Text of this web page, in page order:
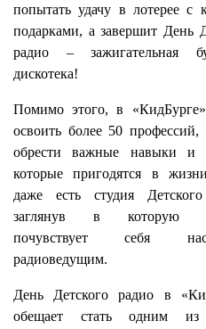
попытать удачу в лотерее с
подарками, а завершит День
радио – зажигательная
дискотека!
Помимо этого, в
освоить более 50 профессий,
обрести важные навыки и
которые пригодятся в
даже есть студия
заглянув в которую
почувствует себя
радиоведущим.
День Детского радио в
обещает стать одним